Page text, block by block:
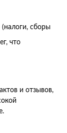
(налоги, сборы
что
и отзывов,